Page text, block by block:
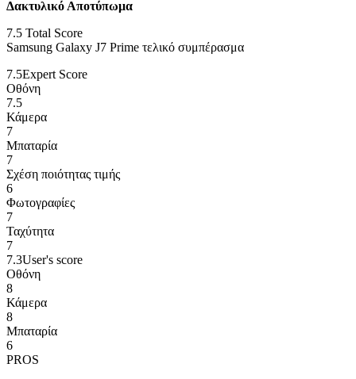
Δακτυλικό Αποτύπωμα
7.5 Total Score
Samsung Galaxy J7 Prime τελικό συμπέρασμα
7.5Expert Score
Οθόνη
7.5
Κάμερα
7
Μπαταρία
7
Σχέση ποιότητας τιμής
6
Φωτογραφίες
7
Ταχύτητα
7
7.3User's score
Οθόνη
8
Κάμερα
8
Μπαταρία
6
PROS